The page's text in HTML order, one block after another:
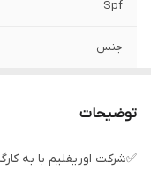
Spf
جنس
توضیحات
✅شرکت اوریفلیم با به